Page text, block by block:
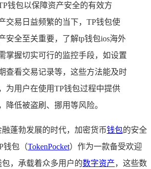
钱包以保障资产安全的有效方
交易日益频繁的当下，TP钱包使
安全至关重要，了解tp钱包ios海外
掌握切实可行的监控手段，如设置
查看交易记录等，这些方法能及时
为用户在使用TP钱包过程中提供
降低被盗刷、挪用等风险。
蓬勃发展的时代，加密货币钱包的安全
钱包（TokenPocket）作为一款备受欢迎
，承载着众多用户的数字资产，这些数